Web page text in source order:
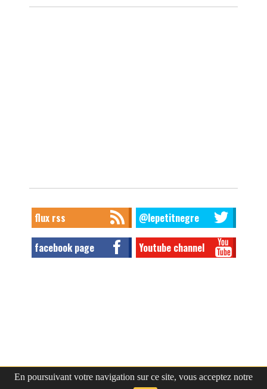
En poursuivant votre navigation sur ce site, vous acceptez notre
flux rss @lepetitnegre
facebook page Youtube channel